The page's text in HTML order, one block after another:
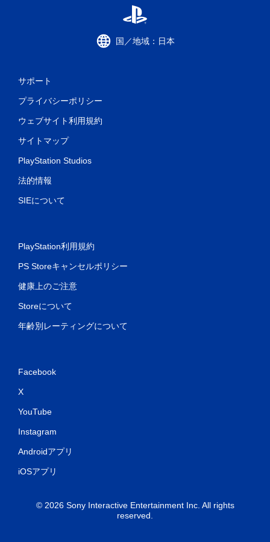
国／地域：日本
サポート
プライバシーポリシー
ウェブサイト利用規約
サイトマップ
PlayStation Studios
法的情報
SIEについて
PlayStation利用規約
PS Storeキャンセルポリシー
健康上のご注意
Storeについて
年齢別レーティングについて
Facebook
X
YouTube
Instagram
Androidアプリ
iOSアプリ
© 2026 Sony Interactive Entertainment Inc. All rights
reserved.